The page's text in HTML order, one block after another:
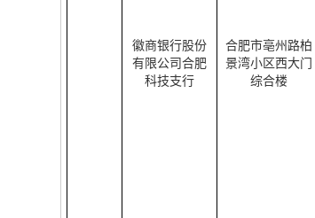
徽商银行股份
有限公司合肥
科技支行
合肥市亳州路柏
景湾小区西大门
综合楼